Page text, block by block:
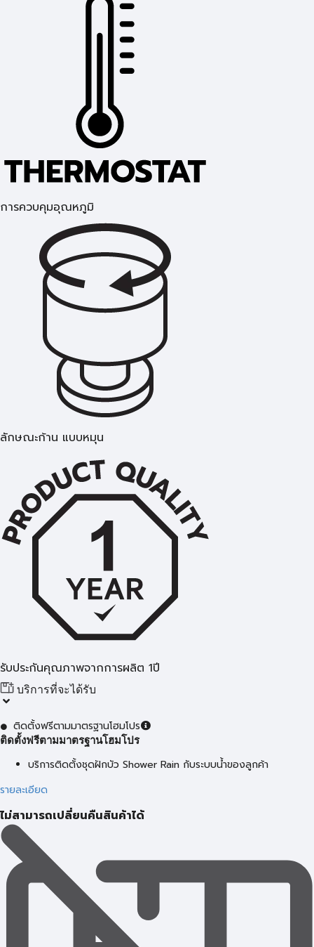
การควบคุมอุณหภูมิ
ลักษณะก้าน แบบหมุน
รับประกันคุณภาพจากการผลิต 1ปี
บริการที่จะได้รับ
ติดตั้งฟรีตามมาตรฐานโฮมโปร
ติดตั้งฟรีตามมาตรฐานโฮมโปร
บริการติดตั้งชุดฝักบัว Shower Rain กับระบบน้ำของลูกค้า
รายละเอียด
ไม่สามารถเปลี่ยนคืนสินค้าได้